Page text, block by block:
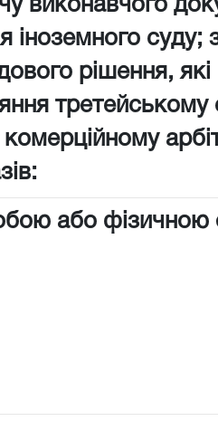
виконавчого
іноземного суду;
рішення,
третейському
або